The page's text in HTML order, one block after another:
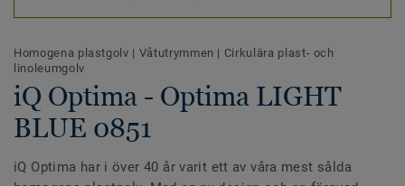
Homogena plastgolv | Våtutrymmen | Cirkulära plast- och
linoleumgolv
iQ Optima - Optima LIGHT
BLUE 0851
iQ Optima har i över 40 år varit ett av våra mest sålda